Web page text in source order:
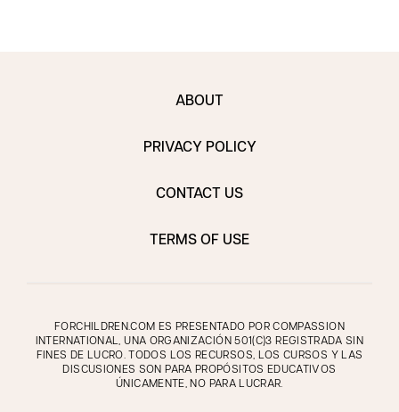
ABOUT
PRIVACY POLICY
CONTACT US
TERMS OF USE
FORCHILDREN.COM ES PRESENTADO POR COMPASSION
INTERNATIONAL, UNA ORGANIZACIÓN 501(C)3 REGISTRADA SIN
FINES DE LUCRO. TODOS LOS RECURSOS, LOS CURSOS Y LAS
DISCUSIONES SON PARA PROPÓSITOS EDUCATIVOS
ÚNICAMENTE, NO PARA LUCRAR.